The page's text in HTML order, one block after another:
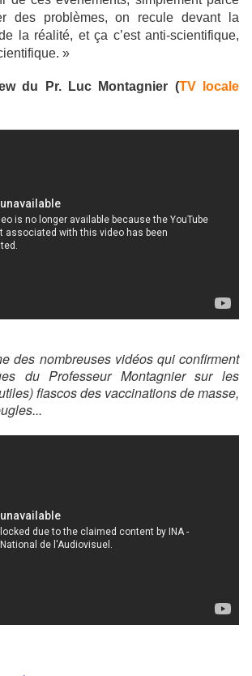
des problèmes, on recule devant la
la réalité, et ça c’est anti-scientifique,
»
du Pr. Luc Montagnier (TV locale
des nombreuses vidéos qui confirment
du Professeur Montagnier sur les
fiascos des vaccinations de masse,